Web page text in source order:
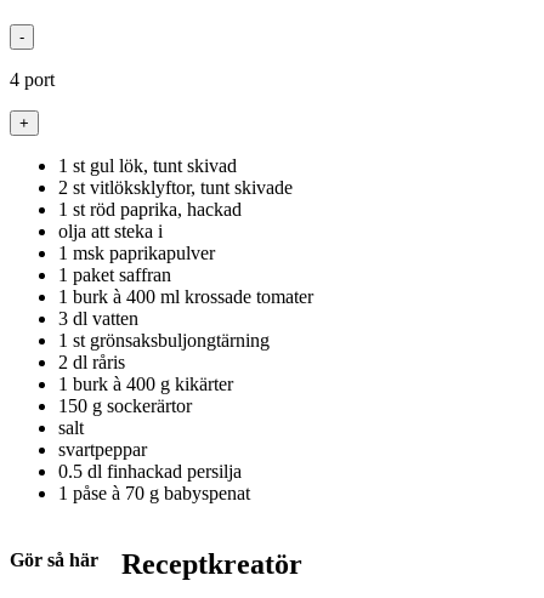
-
4 port
+
1 st gul lök, tunt skivad
2 st vitlöksklyftor, tunt skivade
1 st röd paprika, hackad
olja att steka i
1 msk paprikapulver
1 paket saffran
1 burk à 400 ml krossade tomater
3 dl vatten
1 st grönsaksbuljongtärning
2 dl råris
1 burk à 400 g kikärter
150 g sockerärtor
salt
svartpeppar
0.5 dl finhackad persilja
1 påse à 70 g babyspenat
Gör så här Receptkreatör